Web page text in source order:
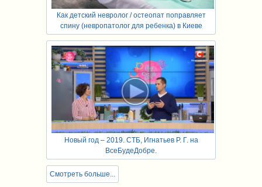
Как детский невролог / остеопат поправляет
спину (невропатолог для ребенка) в Киеве
Новый год – 2019. СТБ, Игнатьев Р. Г. на
ВсеБудеДобре.
Смотреть больше...